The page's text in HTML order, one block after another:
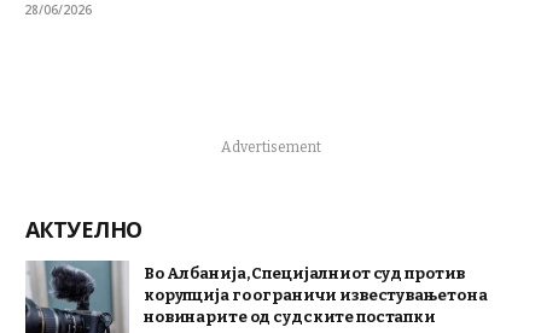
28/06/2026
Advertisement
АКТУЕЛНО
Во Албанија, Специјалниот суд против
корупција го ограничи известувањето на
новинарите од судските постапки